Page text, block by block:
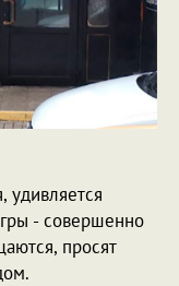
удивляется
- совершенно
просят